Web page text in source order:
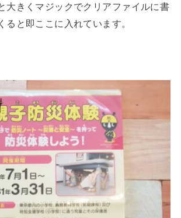
大きくマジックでクリアファイルに書
ると即ここに入れています。